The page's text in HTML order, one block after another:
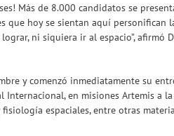
Más de 8.000 candidatos se
que hoy se sientan aquí personifican
ni siquiera ir al espacio”, afirmó
y comenzó inmediatamente su
en misiones Artemis a la
espaciales, entre otras